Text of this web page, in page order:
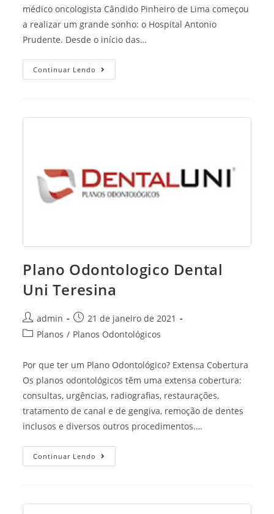
médico oncologista Cândido Pinheiro de Lima começou
a realizar um grande sonho: o Hospital Antonio
Prudente. Desde o início das…
Continuar Lendo Plano
De
Plano Odontologico Dental
Uni Teresina
Post
author:
admin
Post
published:
21 de janeiro de 2021
PostPlanos / Planos Odontológicos
Por que ter um Plano Odontológico? Extensa Cobertura
Os planos odontológicos têm uma extensa cobertura:
consultas, urgências, radiografias, restaurações,
tratamento de canal e de gengiva, remoção de dentes
inclusos e diversos outros procedimentos.…
Continuar Lendo Plano
Odontologico